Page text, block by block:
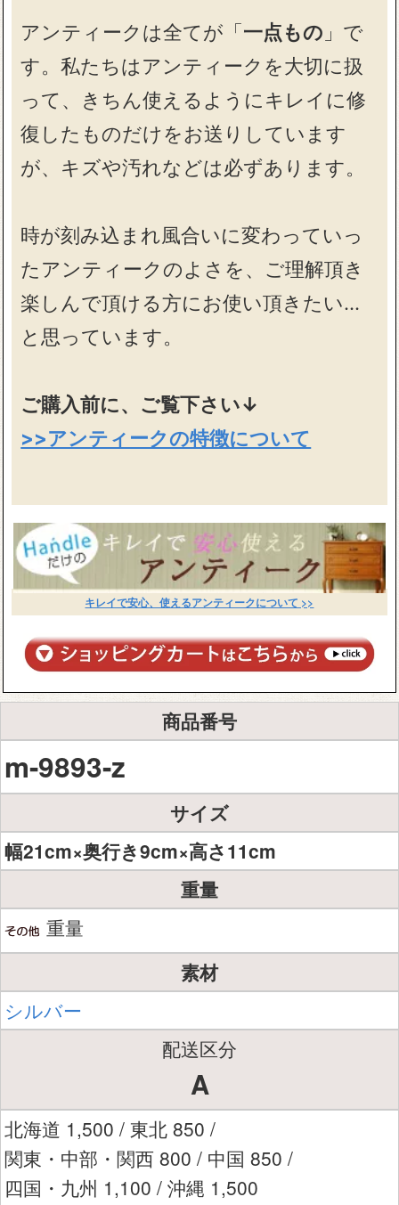
アンティークは全てが「一点もの 」で
す。私たちはアンティークを大切に扱
って、きちん使えるようにキレイに修
復したものだけをお送りしています
が、キズや汚れなどは必ずあります。
時が刻み込まれ風合いに変わっていっ
たアンティークのよさを、ご理解頂き
楽しんで頂ける方にお使い頂きたい…
と思っています。
ご購入前に、ご覧下さい↓
>>アンティークの特徴について
キレイで安心、使えるアンティークについて >>
商品番号
m-9893-z
サイズ
幅21cm×奥行き9cm×高さ11cm
重量
重量
素材
シルバー
配送区分
A
北海道 1,500 / 東北 850 /
関東・中部・関西 800 / 中国 850 /
四国・九州 1,100 / 沖縄 1,500